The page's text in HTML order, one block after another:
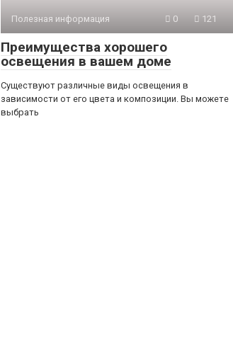
Полезная информация 0 121
Преимущества хорошего
освещения в вашем доме
Существуют различные виды освещения в
зависимости от его цвета и композиции. Вы можете
выбрать